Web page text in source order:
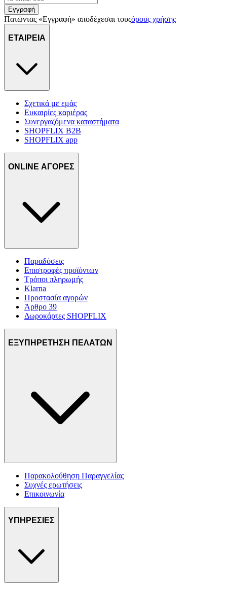
πληροφορίες σχετικά με την από μέρους σας χρήση της
τοποθεσίας μας στους συνεργάτες μέσων κοινωνικής
δικτύωσης, διαφημίσεων και ανάλυσης.
Εγγραφή
Πατώντας «Εγγραφή» αποδέχεσαι τουςόρους χρήσης
ΕΤΑΙΡΕΙΑ
Σχετικά με εμάς
Ευκαιρίες καριέρας
Συνεργαζόμενα καταστήματα
SHOPFLIX B2B
SHOPFLIX app
ONLINE ΑΓΟΡΕΣ
Παραδόσεις
Επιστροφές προϊόντων
Τρόποι πληρωμής
Klarna
Προστασία αγορών
Άρθρο 39
Δωροκάρτες SHOPFLIX
ΕΞΥΠΗΡΕΤΗΣΗ ΠΕΛΑΤΩΝ
Παρακολούθηση Παραγγελίας
Συχνές ερωτήσεις
Επικοινωνία
ΥΠΗΡΕΣΙΕΣ